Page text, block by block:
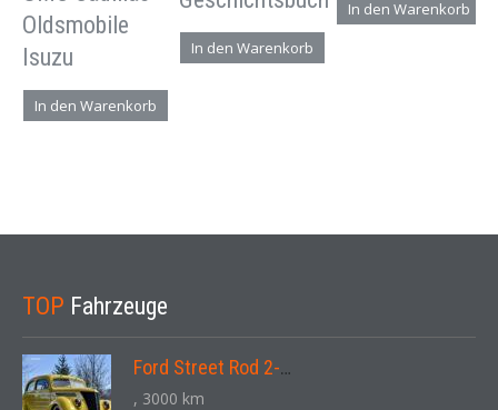
Oldsmobile
Isuzu
In den Warenkorb
In den Warenkorb
In den Warenkorb
TOP Fahrzeuge
Ford Street Rod 2-Door V8 Aut. 1937
, 3000 km